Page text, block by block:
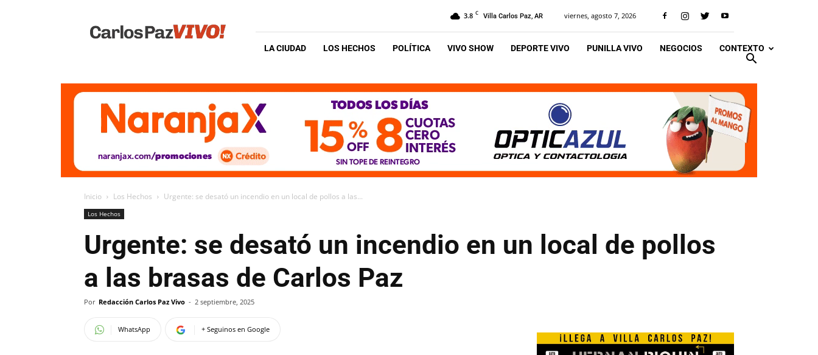
Vivo
3.8 C Villa Carlos Paz, AR viernes, agosto 7, 2026
LA CIUDAD LOS HECHOS POLÍTICA VIVO SHOW DEPORTE VIVO PUNILLA VIVO NEGOCIOS CONTEXTO
Inicio Los Hechos Urgente: se desató un incendio en un local de pollos a las...
Los Hechos
Urgente: se desató un incendio en un local de pollos
a las brasas de Carlos Paz
Por Redacción Carlos Paz Vivo - 2 septiembre, 2025
WhatsApp + Seguinos en Google